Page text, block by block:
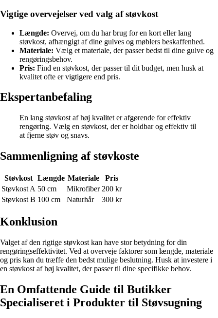
Vigtige overvejelser ved valg af støvkost
Længde: Overvej, om du har brug for en kort eller lang
støvkost, afhængigt af dine gulves og møblers beskaffenhed.
Materiale: Vælg et materiale, der passer bedst til dine gulve og
rengøringsbehov.
Pris: Find en støvkost, der passer til dit budget, men husk at
kvalitet ofte er vigtigere end pris.
Ekspertanbefaling
En lang støvkost af høj kvalitet er afgørende for effektiv
rengøring. Vælg en støvkost, der er holdbar og effektiv til
at fjerne støv og snavs.
Sammenligning af støvkoste
Støvkost Længde Materiale
Pris
Støvkost A 50 cm Mikrofiber 200 kr
Støvkost B 100 cm Naturhår 300 kr
Konklusion
Valget af den rigtige støvkost kan have stor betydning for din
rengøringseffektivitet. Ved at overveje faktorer som længde, materiale
og pris kan du træffe den bedst mulige beslutning. Husk at investere i
en støvkost af høj kvalitet, der passer til dine specifikke behov.
En Omfattende Guide til Butikker
Specialiseret i Produkter til Støvsugning